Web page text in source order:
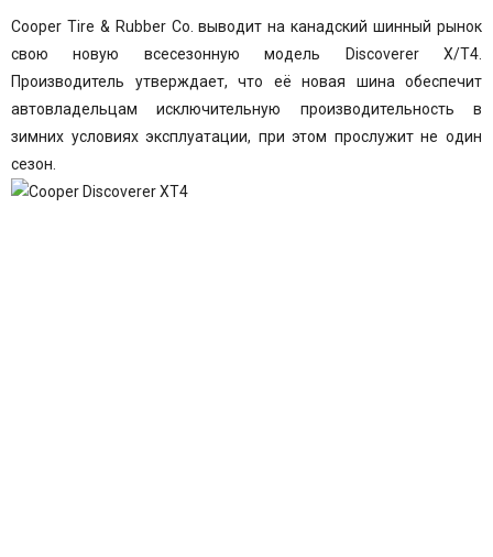
Cooper Tire & Rubber Co. выводит на канадский шинный рынок
свою новую всесезонную модель Discoverer X/T4.
Производитель утверждает, что её новая шина обеспечит
автовладельцам исключительную производительность в
зимних условиях эксплуатации, при этом прослужит не один
сезон.